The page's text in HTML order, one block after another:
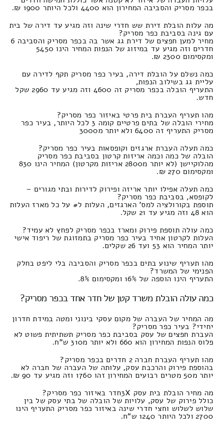
בכפר מסריק והסביבה המחירון הוא 4400 ולכל היותר 1900 ₪.
מה עלות הובלת דירת שש חדרי שינה וזה מגיע עד דירה של בית
עם גינה בסביבת כפר מסריק?
מחיר למען חפצים של דירת גג אשר בה בכפר מסריק והסביבה 6
חדרים וזה מגיע עד במיזוג של הנפות המחיר הינו 5450
ומקסימום 2300 ₪.
כמה נשלם על הובלת דירה, בעיר כפר מסריק תקף לדירה עם
עליית גג בשילוב הנפות,
התעריף הובלה בכפר מסריק זה 4600 וזה מגיע עד 2960 שקל
חדש.
מהו תעריף העברת בית פרטי באיזור כפר מסריק?
מחירי הובלה של בתים פרטיים קומה 3 לכל היותר, בעיר כפר
מסריק התעריף זה 6400 ולא יותר מ3000
כמה תעלה העברת ארגזים וקופסאות בעיר כפר מסריק?
הובלה של כמה וכמה אריזות קרטון בסביבת כפר מסריק
מהלוקיישן (לא יותר מ2800 אריזות מקרטון) המחיר הינו 830
ומקסימום 270 ₪.
כמה תעלה אפילו יותר אריזה ופירוק לדירות ובתי מגורים –
לקופסא, בסביבת כפר מסריק?
תוספת בקורולציה למס' הארגזים, העלות ל# על כל מארז העלות
הוא 48 וזה מגיע עד 21 שקל.
כמה עולה תוספת פירוק ומארז בכפר מסריק לפחץ לא עמיד?
העלות לקרטון אחיד בעיר כפר מסריק בתמזוגת של ריפוד אישי
יותר המחיר הוא 53 ועד 26 שקלים.
מהו תעריף שינוע בתים בכפר מסריק והסביבה בלי ליפט בחלק
הפנימי של המשרד?
התעריף הינו הוספה של 16% ומקסימום 8%.
כמה עולה הובלת משרד קטן של חדר אחד בכפר מסריק?
מה המחיר של העברה של מקום עסקי בינוני ומטה במידת חדרון
יחידי? בעיר כפר מסריק?
העברת חפצים של עסק בסביבת כפר מסריק תשתיתית פשוט לא
פלוס הנפות המחירון הוא 660 ולא יותר מ310 ש"ח.
מהו תעריף העברת חברה 2 חדרים בכפר מסריק?
בהוספת פירוק והרכבת עסק, עלותה של העברה של חברה לא
יותר מ50 מטרים רבועים המחירון זהו 1760 וזה מגיע עד 90 ₪.
מה מחיר הובלת בית עסק 3Xחדר באיזור כפר מסריק?
כולל פירוק של עסק, עלויות של הובלה של בתי עסק של בין
שלוש לשלוש וחצי חדרי שינה באיזור כפר מסריק התעריף הינו
2700 ולכל היותר 1240 ש"ח.